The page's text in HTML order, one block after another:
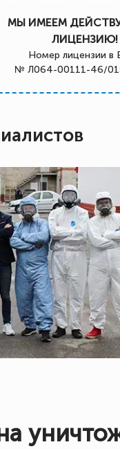
МЫ ИМЕЕМ
ЛИЦЕНЗИЮ!
Номер лицензии в
№ Л064-00111-46/